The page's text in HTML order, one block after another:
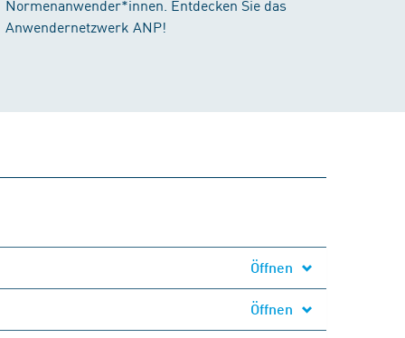
Normenanwender*innen. Entdecken Sie das
Anwendernetzwerk ANP!
Öffnen
Öffnen